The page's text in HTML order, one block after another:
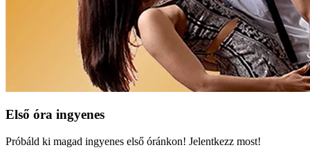
Első óra ingyenes
Próbáld ki magad ingyenes első óránkon! Jelentkezz most!